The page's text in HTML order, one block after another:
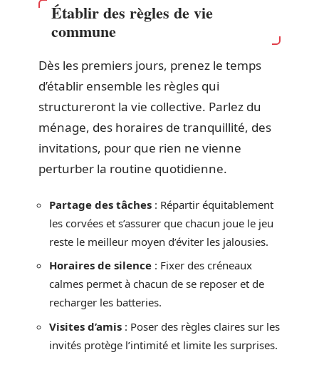
Établir des règles de vie
commune
Dès les premiers jours, prenez le temps
d’établir ensemble les règles qui
structureront la vie collective. Parlez du
ménage, des horaires de tranquillité, des
invitations, pour que rien ne vienne
perturber la routine quotidienne.
Partage des tâches : Répartir équitablement
les corvées et s’assurer que chacun joue le jeu
reste le meilleur moyen d’éviter les jalousies.
Horaires de silence : Fixer des créneaux
calmes permet à chacun de se reposer et de
recharger les batteries.
Visites d’amis : Poser des règles claires sur les
invités protège l’intimité et limite les surprises.